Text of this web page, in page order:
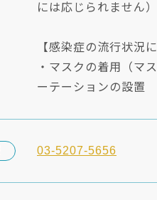
には応じられません）
【感染症の流行状況
・マスクの着用（マ
ーテーションの設置
03-5207-5656